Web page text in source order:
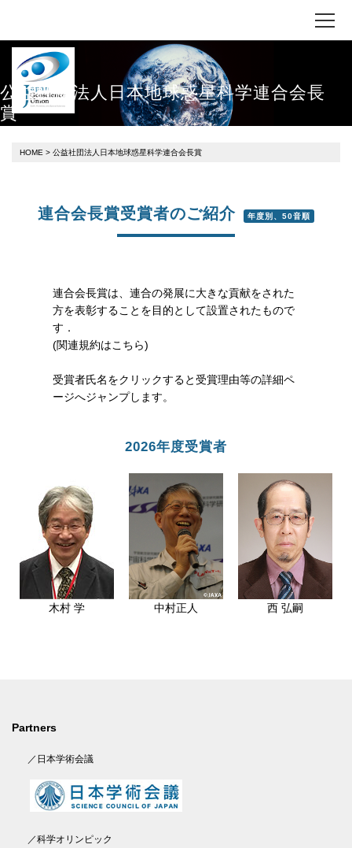
公益社団法人日本地球惑星科学連合会長
賞
HOME > 公益社団法人日本地球惑星科学連合会長賞
連合会長賞受賞者のご紹介 年度別、50音順
連合会長賞は、連合の発展に大きな貢献をされた
方を表彰することを目的として設置されたもので
す．
(関連規約はこちら)
受賞者氏名をクリックすると受賞理由等の詳細ペ
ージへジャンプします。
2026年度受賞者
木村 学 中村正人 西 弘嗣
Partners
／日本学術会議
／科学オリンピック